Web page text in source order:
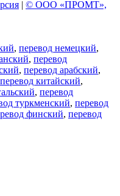
| © ООО «ПРОМТ»,
, перевод немецкий,
, перевод
, перевод арабский,
перевод китайский,
, перевод
туркменский, перевод
финский, перевод